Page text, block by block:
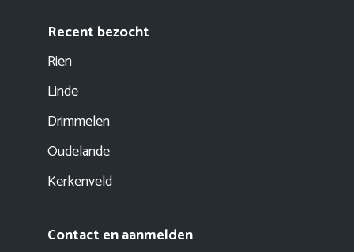
Recent bezocht
Rien
Linde
Drimmelen
Oudelande
Kerkenveld
Contact en aanmelden